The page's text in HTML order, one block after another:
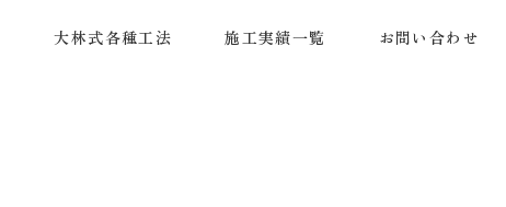
大林式各種工法 施工実績一覧 お問い合わせ